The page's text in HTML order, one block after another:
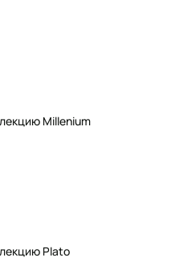
Millenium
Plato